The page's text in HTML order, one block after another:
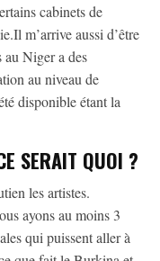
cabinets de
m’arrive aussi d’être
au Niger a des
au niveau de
disponible étant la
SERAIT QUOI ?
les artistes.
ayons au moins 3
qui puissent aller à